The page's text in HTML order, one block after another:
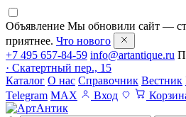
Объявление Мы обновили сайт —
приятнее. Что нового
+7 495 657-84-59 info@artantique.ru
· Скатертный пер., 15
Каталог О нас Справочник Вестник
Telegram MAX Вход